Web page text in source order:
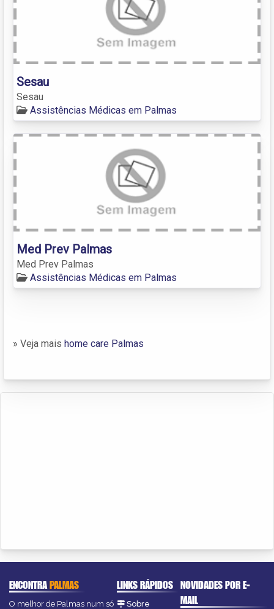
Sesau
Sesau
Assistências Médicas em Palmas
Med Prev Palmas
Med Prev Palmas
Assistências Médicas em Palmas
» Veja mais home care Palmas
ENCONTRAPALMAS
O melhor de Palmas num só
LINKS RÁPIDOS
Sobre
NOVIDADES POR E-
MAIL